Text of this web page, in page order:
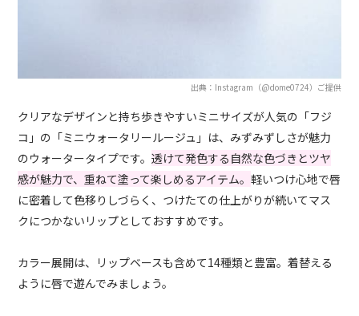
出典：Instagram（@dome0724）ご提供
クリアなデザインと持ち歩きやすいミニサイズが人気の「フジ
コ」の「ミニウォータリールージュ」は、みずみずしさが魅力
のウォータータイプです。透けて発色する自然な色づきとツヤ
感が魅力で、重ねて塗って楽しめるアイテム。軽いつけ心地で唇
に密着して色移りしづらく、つけたての仕上がりが続いてマス
クにつかないリップとしておすすめです。
カラー展開は、リップベースも含めて14種類と豊富。着替える
ように唇で遊んでみましょう。